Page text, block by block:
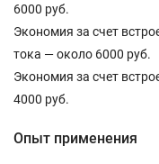
6000 руб.
Экономия за счет
тока — около 6000 руб.
Экономия за счет
4000 руб.
Опыт применения